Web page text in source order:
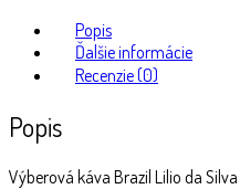
Popis
Ďalšie informácie
Recenzie (0)
Popis
Výberová káva Brazil Lilio da